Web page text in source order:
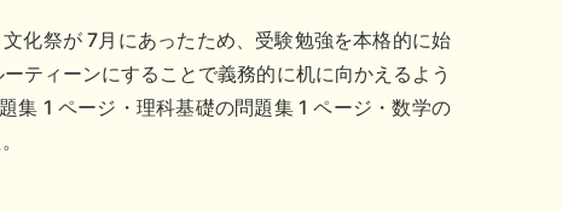
化祭が 7月にあったため、受験勉強を本格的に始
ティーンにすることで義務的に机に向かえるよう
集 1 ページ・理科基礎の問題集 1 ページ・数学の